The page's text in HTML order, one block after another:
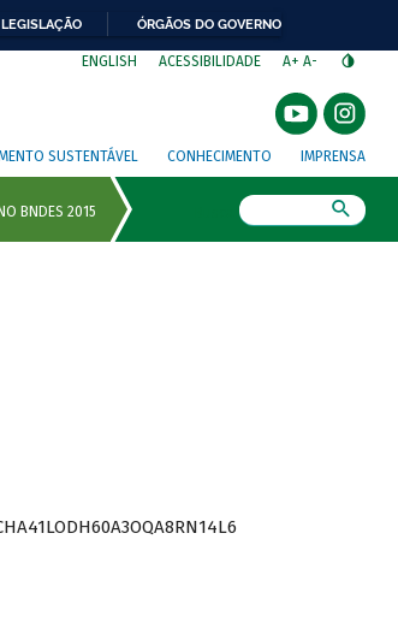
LEGISLAÇÃO ÓRGÃOS DO GOVERNO
ENGLISH ACESSIBILIDADE A+ A-
SUSTENTÁVEL CONHECIMENTO IMPRENSA